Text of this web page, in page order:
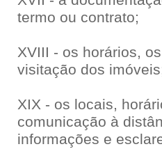
termo ou contrato;
XVIII - os horários,
visitação dos
XIX - os locais,
comunicação à
informações e